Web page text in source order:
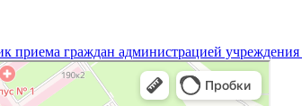
приема граждан администрацией учреждения
Н.А. Семашко»